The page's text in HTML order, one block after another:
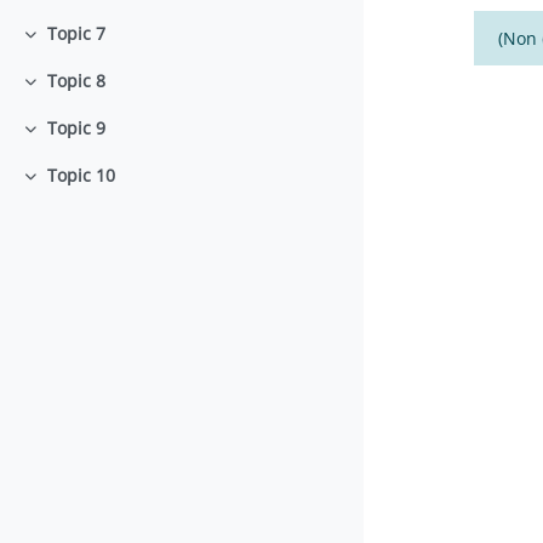
Minimizza
Topic 7
Minimizza
Topic 8
Minimizza
Topic 9
Minimizza
Topic 10
(Non